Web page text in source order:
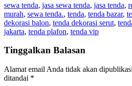
sewa tenda, jasa sewa tenda, jasa tenda,
murah, sewa tenda., tenda, tenda bazar,
dekorasi balon, tenda dekorasi serut,
jakarta, tenda plafon, tenda vip
Tinggalkan Balasan
Alamat email Anda tidak akan
ditandai *